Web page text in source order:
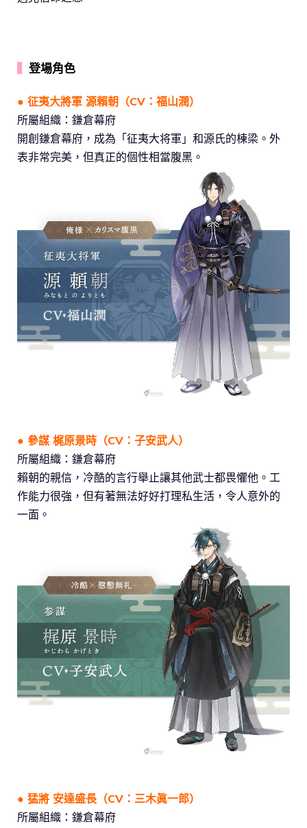
登場角色
● 征夷大將軍 源賴朝（CV：福山潤）
所屬組織：鎌倉幕府
開創鎌倉幕府，成為「征夷大将軍」和源氏的棟梁。外
表非常完美，但真正的個性相當腹黑。
● 參謀 梶原景時（CV：子安武人）
所屬組織：鎌倉幕府
賴朝的親信，冷酷的言行舉止讓其他武士都畏懼他。工
作能力很強，但有著無法好好打理私生活，令人意外的
一面。
● 猛將 安達盛長（CV：三木眞一郎）
所屬組織：鎌倉幕府